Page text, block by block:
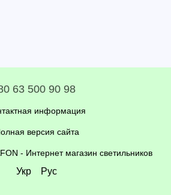
63 500 90 98
информация
версия сайта
- Интернет магазин светильников
Укр Рус